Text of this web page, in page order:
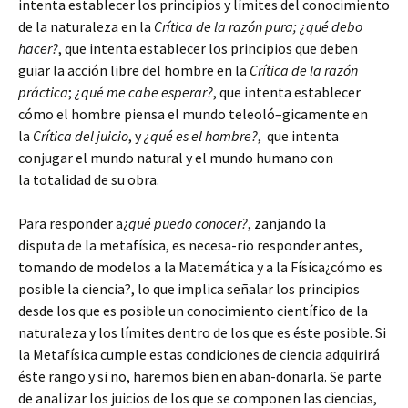
intenta establecer los principios y límites del conocimiento
de la naturaleza en la Crítica de la razón pura; ¿qué debo
hacer?, que intenta establecer los principios que deben
guiar la acción libre del hombre en la Crítica de la razón
práctica; ¿qué me cabe esperar?, que intenta establecer
cómo el hombre piensa el mundo teleoló–gicamente en
la Crítica del juicio, y¿qué es el hombre?, que intenta
conjugar el mundo natural y el mundo humano con
la totalidad de su obra.
Para responder a¿qué puedo conocer?, zanjando la
disputa de la metafísica, es necesa-rio responder antes,
tomando de modelos a la Matemática y a la Física¿cómo es
posible la ciencia?, lo que implica señalar los principios
desde los que es posible un conocimiento científico de la
naturaleza y los límites dentro de los que es éste posible. Si
la Metafísica cumple estas condiciones de ciencia adquirirá
éste rango y si no, haremos bien en aban-donarla. Se parte
de analizar los juicios de los que se componen las ciencias,